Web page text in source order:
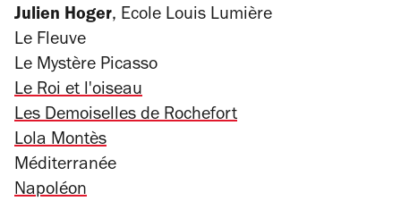
Julien Hoger, Ecole Louis Lumière
Le Fleuve
Le Mystère Picasso
Le Roi et l'oiseau
Les Demoiselles de Rochefort
Lola Montès
Méditerranée
Napoléon